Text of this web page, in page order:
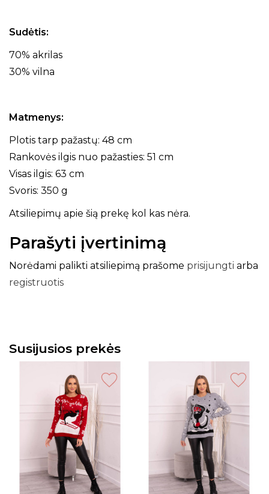
Sudėtis:
70% akrilas
30% vilna
Matmenys:
Plotis tarp pažastų: 48 cm
Rankovės ilgis nuo pažasties: 51 cm
Visas ilgis: 63 cm
Svoris: 350 g
Atsiliepimų apie šią prekę kol kas nėra.
Parašyti įvertinimą
Norėdami palikti atsiliepimą prašome prisijungti arba
registruotis
Susijusios prekės